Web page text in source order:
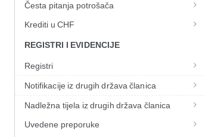
Česta pitanja potrošača
Krediti u CHF
REGISTRI I EVIDENCIJE
Registri
Notifikacije iz drugih država članica
Nadležna tijela iz drugih država članica
Uvedene preporuke